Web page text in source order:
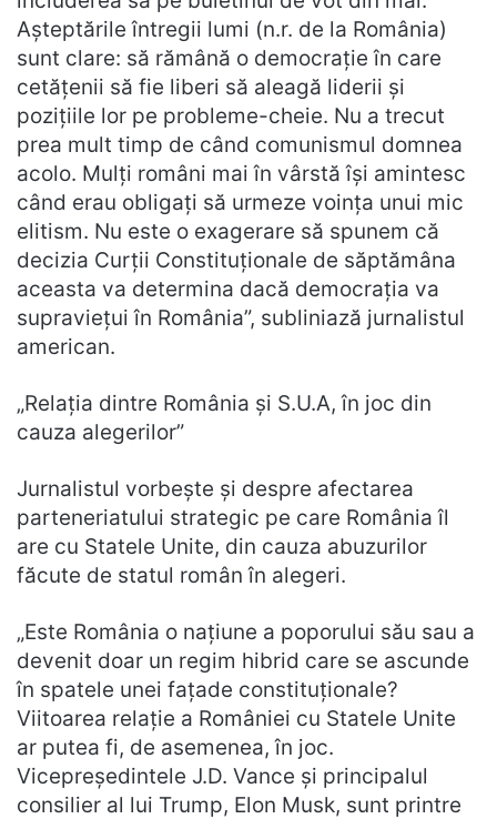
Așteptările întregii lumi (n.r. de la România)
sunt clare: să rămână o democrație în care
cetățenii să fie liberi să aleagă liderii și
pozițiile lor pe probleme-cheie. Nu a trecut
prea mult timp de când comunismul domnea
acolo. Mulți români mai în vârstă își amintesc
când erau obligați să urmeze voința unui mic
elitism. Nu este o exagerare să spunem că
decizia Curții Constituționale de săptămâna
aceasta va determina dacă democrația va
supraviețui în România”, subliniază jurnalistul
american.
„Relația dintre România și S.U.A, în joc din
cauza alegerilor”
Jurnalistul vorbește și despre afectarea
parteneriatului strategic pe care România îl
are cu Statele Unite, din cauza abuzurilor
făcute de statul român în alegeri.
„Este România o națiune a poporului său sau a
devenit doar un regim hibrid care se ascunde
în spatele unei fațade constituționale?
Viitoarea relație a României cu Statele Unite
ar putea fi, de asemenea, în joc.
Vicepreședintele J.D. Vance și principalul
consilier al lui Trump, Elon Musk, sunt printre